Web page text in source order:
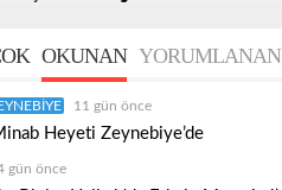
OKUNAN YORUMLANAN
11 gün önce
Heyeti Zeynebiye’de
gün önce